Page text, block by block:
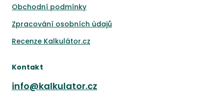
Obchodní podmínky
Zpracování osobních údajů
Recenze Kalkulátor.cz
Kontakt
info@kalkulator.cz